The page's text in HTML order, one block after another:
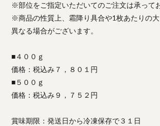
※部位をご指定いただいてのご注文は承って
※商品の性質上、霜降り具合や1枚あたりの
異なる場合がございます。
■４００ｇ
価格：税込み７，８０１円
■５００ｇ
価格：税込み９，７５２円
賞味期限：発送日から冷凍保存で３１日